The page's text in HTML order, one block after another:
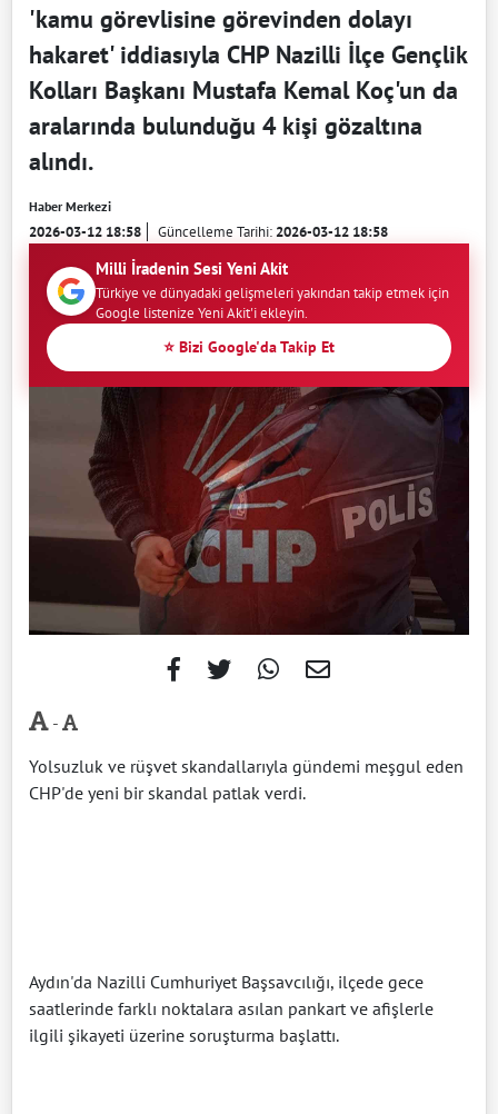
'kamu görevlisine görevinden dolayı
hakaret' iddiasıyla CHP Nazilli İlçe Gençlik
Kolları Başkanı Mustafa Kemal Koç'un da
aralarında bulunduğu 4 kişi gözaltına
alındı.
Haber Merkezi
2026-03-12 18:58 Güncelleme Tarihi:2026-03-12 18:58
Milli İradenin Sesi Yeni Akit
Türkiye ve dünyadaki gelişmeleri yakından takip etmek için
Google listenize Yeni Akit'i ekleyin.
⭐ Bizi Google'da Takip Et
-
Yolsuzluk ve rüşvet skandallarıyla gündemi meşgul eden
CHP'de yeni bir skandal patlak verdi.
Aydın'da Nazilli Cumhuriyet Başsavcılığı, ilçede gece
saatlerinde farklı noktalara asılan pankart ve afişlerle
ilgili şikayeti üzerine soruşturma başlattı.